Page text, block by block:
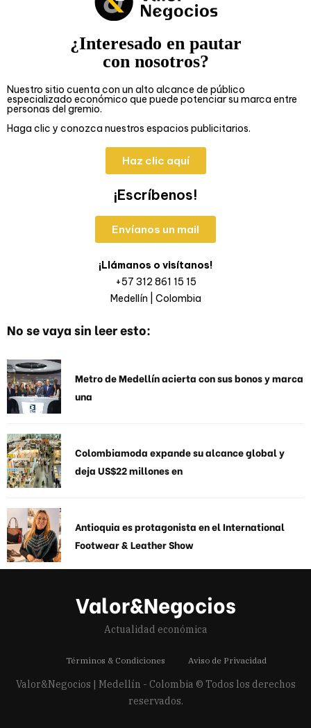
¿Interesado en pautar
con nosotros?
Nuestro sitio cuenta con un alto alcance de público
especializado económico que puede potenciar su marca entre
personas del gremio.
Haga clic y conozca nuestros espacios publicitarios.
Haz clic aquí
¡Escríbenos!
Envíanos un mail
¡Llámanos o visítanos!
+57 312 861 15 15
Medellín | Colombia
No se vaya sin leer esto:
Metro de Medellín acierta con sus bonos y marca
una
Colombiamoda expande su alcance global y
deja US$22 millones en
Antioquia es protagonista en el International
Footwear & Leather Show
Valor&Negocios
Actualidad económica
Términos & Condiciones Aviso de Privacidad